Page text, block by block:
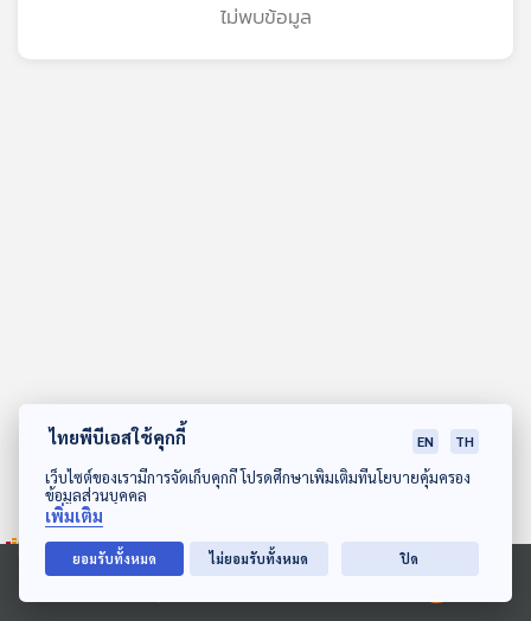
เกี่ยว
ดาวน์โหลด Thai PBS Podcast Application
Ⓒ 2020 องค์การกระจายเสียงและแพร่ภาพสาธารณะแห่งประเทศไทย
ไม่พบข้อมูล
ไทยพีบีเอสใช้คุกกี้ EN TH
เว็บไซต์ของเรามีการจัดเก็บคุกกี้ โปรดศึกษาเพิ่มเติมที่นโยบายคุ้มครอง
ข้อมูลส่วนบุคคล
เพิ่มเติม
ยอมรับทั้งหมด ไม่ยอมรับทั้งหมด ปิด